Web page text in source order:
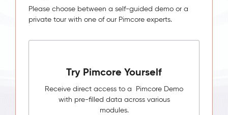
Please choose between a self-guided demo or a
private tour with one of our Pimcore experts.
Try Pimcore Yourself
Receive direct access to a Pimcore Demo
with pre-filled data across various
modules.